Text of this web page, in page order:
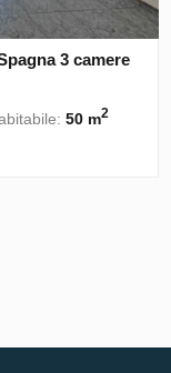
3 camere
50 m2